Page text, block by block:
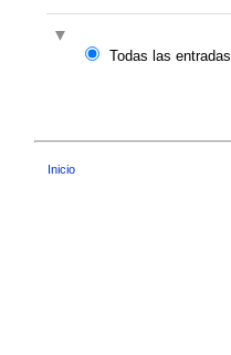
Todas las entradas
Inicio